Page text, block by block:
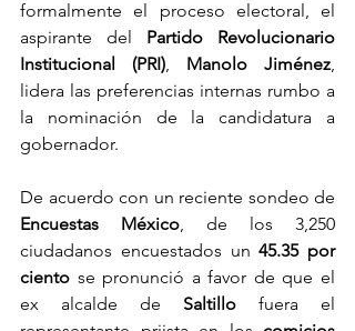
formalmente el proceso electoral, el
aspirante del Partido Revolucionario
Institucional (PRI), Manolo Jiménez,
lidera las preferencias internas rumbo a
la nominación de la candidatura a
gobernador.
Encuestas México, de los 3,250
ciudadanos encuestados un 45.35 por
ciento se pronunció a favor de que el
ex alcalde de Saltillo fuera el